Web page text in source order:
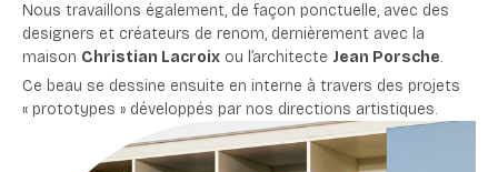
Nous travaillons également, de façon ponctuelle, avec des
designers et créateurs de renom, dernièrement avec la
maison Christian Lacroix ou l’architecte Jean Porsche.
Ce beau se dessine ensuite en interne à travers des projets
« prototypes » développés par nos directions artistiques.